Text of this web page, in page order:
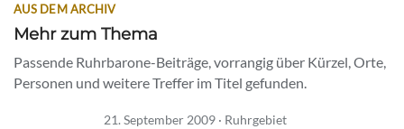
AUS DEM ARCHIV
Mehr zum Thema
Passende Ruhrbarone-Beiträge, vorrangig über Kürzel, Orte,
Personen und weitere Treffer im Titel gefunden.
21. September 2009 · Ruhrgebiet